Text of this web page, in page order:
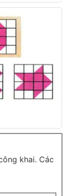
khai. Các